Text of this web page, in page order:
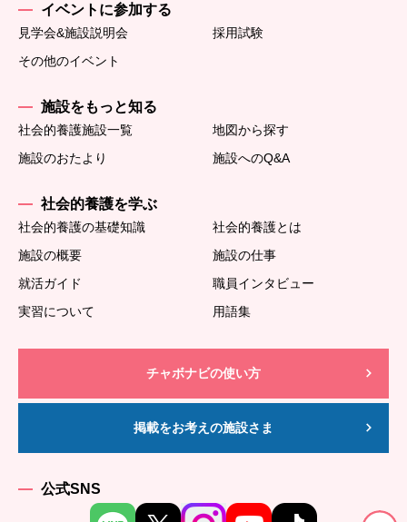
イベントに参加する
見学会&施設説明会
採用試験
その他のイベント
施設をもっと知る
社会的養護施設一覧
地図から探す
施設のおたより
施設へのQ&A
社会的養護を学ぶ
社会的養護の基礎知識
社会的養護とは
施設の概要
施設の仕事
就活ガイド
職員インタビュー
実習について
用語集
チャボナビの使い方
掲載をお考えの施設さま
公式SNS